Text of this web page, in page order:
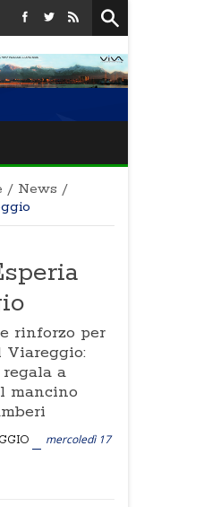
/ News /
rinforzo per
Viareggio:
a
mancino
mercoledì 17